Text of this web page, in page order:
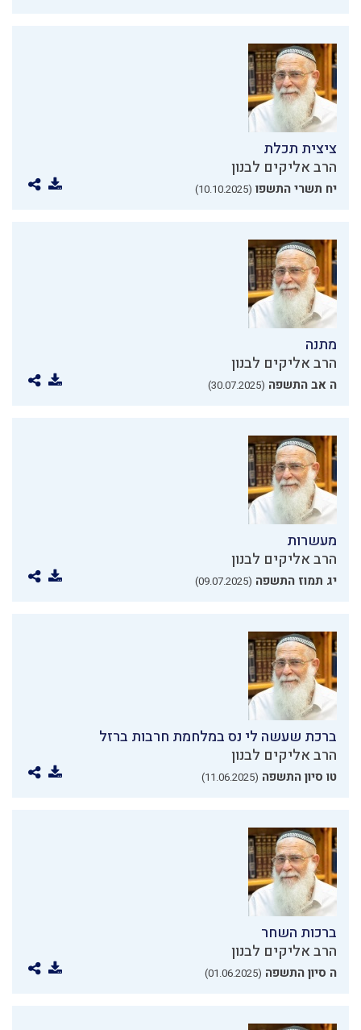
ציצית תכלת
הרב אליקים לבנון
יח תשרי התשפו (10.10.2025)
מתנה
הרב אליקים לבנון
ה אב התשפה (30.07.2025)
מעשרות
הרב אליקים לבנון
יג תמוז התשפה (09.07.2025)
ברכת שעשה לי נס במלחמת חרבות ברזל
הרב אליקים לבנון
טו סיון התשפה (11.06.2025)
ברכות השחר
הרב אליקים לבנון
ה סיון התשפה (01.06.2025)